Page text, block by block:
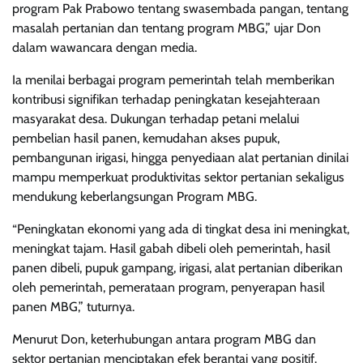
program Pak Prabowo tentang swasembada pangan, tentang
masalah pertanian dan tentang program MBG,” ujar Don
dalam wawancara dengan media.
Ia menilai berbagai program pemerintah telah memberikan
kontribusi signifikan terhadap peningkatan kesejahteraan
masyarakat desa. Dukungan terhadap petani melalui
pembelian hasil panen, kemudahan akses pupuk,
pembangunan irigasi, hingga penyediaan alat pertanian dinilai
mampu memperkuat produktivitas sektor pertanian sekaligus
mendukung keberlangsungan Program MBG.
“Peningkatan ekonomi yang ada di tingkat desa ini meningkat,
meningkat tajam. Hasil gabah dibeli oleh pemerintah, hasil
panen dibeli, pupuk gampang, irigasi, alat pertanian diberikan
oleh pemerintah, pemerataan program, penyerapan hasil
panen MBG,” tuturnya.
Menurut Don, keterhubungan antara program MBG dan
sektor pertanian menciptakan efek berantai yang positif.